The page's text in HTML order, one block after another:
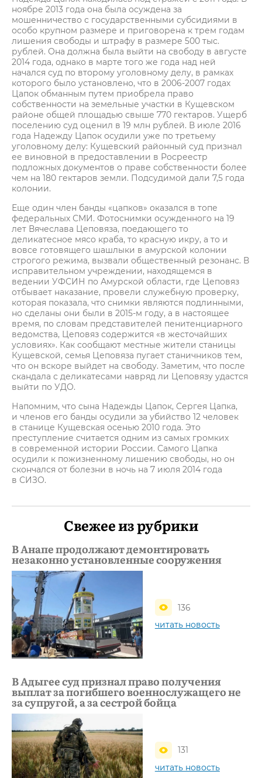
ноябре 2013 года она была осуждена за
мошенничество с государственными субсидиями в
особо крупном размере и приговорена к трем годам
лишения свободы и штрафу в размере 500 тыс.
рублей. Она должна была выйти на свободу в августе
2014 года, однако в марте того же года над ней
начался суд по второму уголовному делу, в рамках
которого было установлено, что в 2006-2007 годах
Цапок обманным путем приобрела право
собственности на земельные участки в Кущевском
районе общей площадью свыше 770 гектаров. Ущерб
поселению суд оценил в 19 млн рублей. В июле 2016
года Надежду Цапок осудили уже по третьему
уголовному делу: Кущевский районный суд признал
ее виновной в предоставлении в Росреестр
подложных документов о праве собственности более
чем на 180 гектаров земли. Подсудимой дали 7,5 года
колонии.
Еще один член банды «цапков» оказался в топе
федеральных СМИ. Фотоснимки осужденного на 19
лет Вячеслава Цеповяза, поедающего то
деликатесное мясо краба, то красную икру, а то и
вовсе готовящего шашлыки в амурской колонии
строгого режима, вызвали общественный резонанс. В
исправительном учреждении, находящемся в
ведении УФСИН по Амурской области, где Цеповяз
отбывает наказание, провели служебную проверку,
которая показала, что снимки являются подлинными,
но сделаны они были в 2015-м году, а в настоящее
время, по словам представителей пенитенциарного
ведомства, Цеповяз содержится «в жесточайших
условиях». Как сообщают местные жители станицы
Кущевской, семья Цеповяза пугает станичников тем,
что он вскоре выйдет на свободу. Заметим, что после
скандала с деликатесами навряд ли Цеповязу удастся
выйти по УДО.
Напомним, что сына Надежды Цапок, Сергея Цапка,
и членов его банды осудили за убийство 12 человек
в станице Кущевская осенью 2010 года. Это
преступление считается одним из самых громких
в современной истории России. Самого Цапка
осудили к пожизненному лишению свободы, но он
скончался от болезни в ночь на 7 июля 2014 года
в СИЗО.
Свежее из рубрики
В Анапе продолжают демонтировать
незаконно установленные сооружения
136
читать новость
В Адыгее суд признал право получения
выплат за погибшего военнослужащего не
за супругой, а за сестрой бойца
131
читать новость